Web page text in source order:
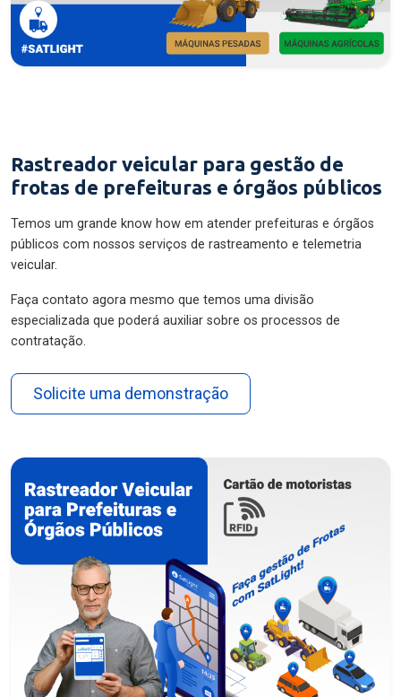
Rastreador veicular para gestão de
frotas de prefeituras e órgãos públicos
Temos um grande know how em atender prefeituras e órgãos
públicos com nossos serviços de rastreamento e telemetria
veicular.
Faça contato agora mesmo que temos uma divisão
especializada que poderá auxiliar sobre os processos de
contratação.
Solicite uma demonstração